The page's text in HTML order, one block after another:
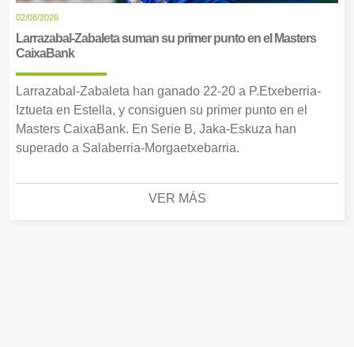
02/08/2026
Larrazabal-Zabaleta suman su primer punto en el Masters
CaixaBank
Larrazabal-Zabaleta han ganado 22-20 a P.Etxeberria-
Iztueta en Estella, y consiguen su primer punto en el
Masters CaixaBank. En Serie B, Jaka-Eskuza han
superado a Salaberria-Morgaetxebarria.
VER MÁS